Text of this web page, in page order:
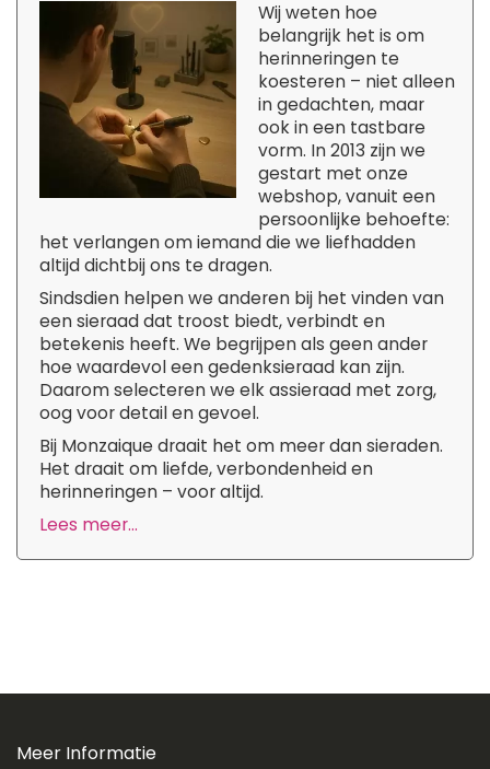
Wij weten hoe
belangrijk het is om
herinneringen te
koesteren – niet alleen
in gedachten, maar
ook in een tastbare
vorm. In 2013 zijn we
gestart met onze
webshop, vanuit een
persoonlijke behoefte:
het verlangen om iemand die we liefhadden
altijd dichtbij ons te dragen.
Sindsdien helpen we anderen bij het vinden van
een sieraad dat troost biedt, verbindt en
betekenis heeft. We begrijpen als geen ander
hoe waardevol een gedenksieraad kan zijn.
Daarom selecteren we elk assieraad met zorg,
oog voor detail en gevoel.
Bij Monzaique draait het om meer dan sieraden.
Het draait om liefde, verbondenheid en
herinneringen – voor altijd.
Lees meer...
Meer Informatie